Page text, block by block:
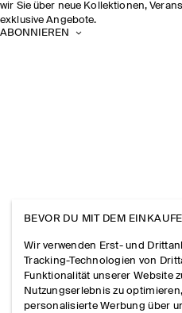
wir Sie über neue Kollektionen,
exklusive Angebote.
ABONNIEREN
BEVOR DU MIT DEM
Wir verwenden Erst- und
Tracking-Technologien von
Funktionalität unserer Website
Nutzungserlebnis zu
personalisierte Werbung über